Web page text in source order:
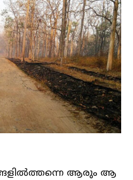
ആരും ആ